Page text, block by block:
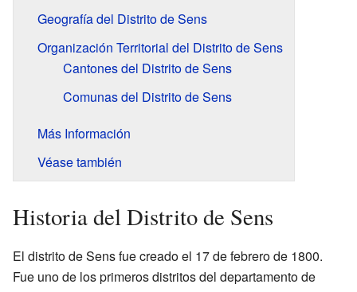
Geografía del Distrito de Sens
Organización Territorial del Distrito de Sens
Cantones del Distrito de Sens
Comunas del Distrito de Sens
Más Información
Véase también
Historia del Distrito de Sens
El distrito de Sens fue creado el 17 de febrero de 1800.
Fue uno de los primeros distritos del departamento de